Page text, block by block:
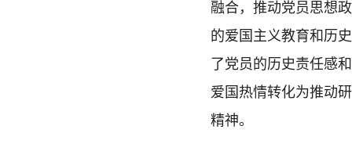
融合，推动党员思想
的爱国主义教育和历
了党员的历史责任感
爱国热情转化为推动
精神。